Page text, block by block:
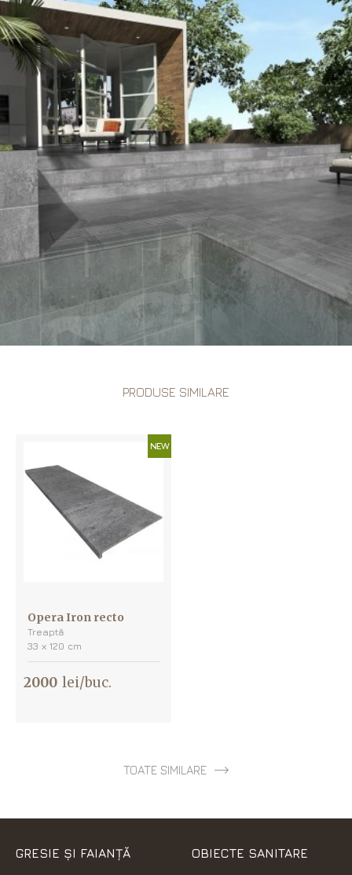
PRODUSE SIMILARE
NEW
Opera Iron recto
Treaptă
33 х 120 cm
2000 lei/buc.
TOATE SIMILARE
GRESIE ȘI FAIANȚĂ OBIECTE SANITARE